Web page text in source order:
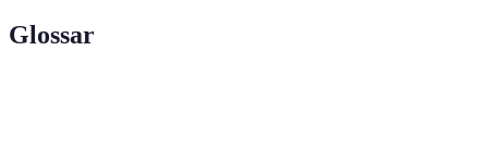
Glossar